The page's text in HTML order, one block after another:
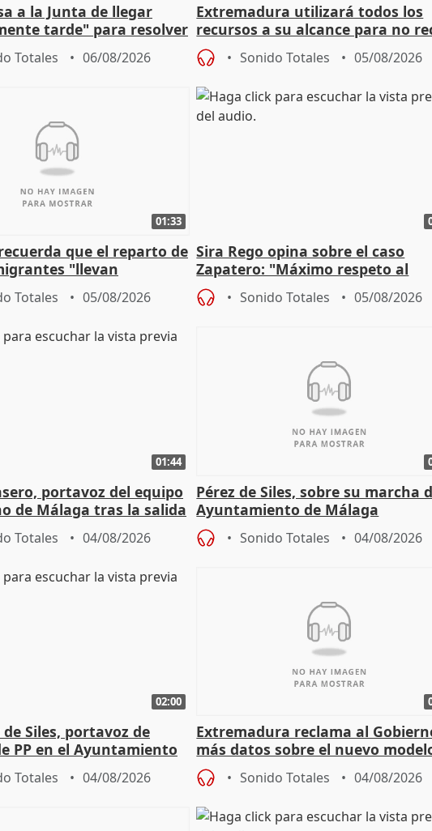
a la Junta de llegar
tarde" para resolver
Newcastle
Totales 06/08/2026
Extremadura utilizará todos los
recursos a su alcance para no
más menores migrantes
Sonido Totales 05/08/2026
01:33
que el reparto de
"llevan
Gobierno" central
Totales 05/08/2026
Sira Rego opina sobre el caso
Zapatero: "Máximo respeto al
proceso judicial"
Sonido Totales 05/08/2026
01:44
portavoz del equipo
de Málaga tras la salida
Totales 04/08/2026
Pérez de Siles, sobre su marcha
Ayuntamiento de Málaga
Sonido Totales 04/08/2026
02:00
de Siles, portavoz de
PP en el Ayuntamiento
deja la política
Totales 04/08/2026
Extremadura reclama al
más datos sobre el nuevo
financiación
Sonido Totales 04/08/2026